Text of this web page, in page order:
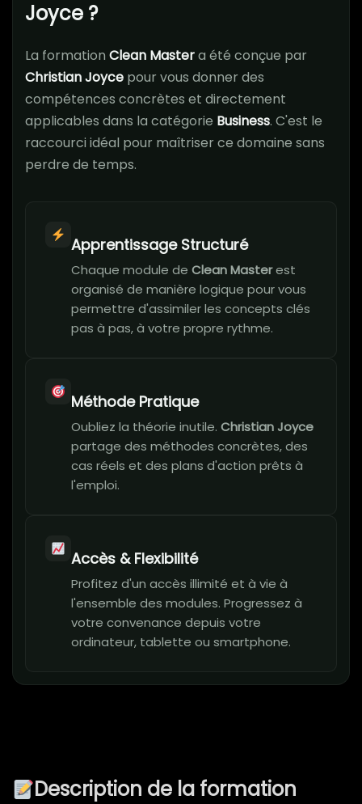
Joyce ?
La formation Clean Mastera été conçue par
Christian Joyce pour vous donner des
compétences concrètes et directement
applicables dans la catégorie Business. C'est le
raccourci idéal pour maîtriser ce domaine sans
perdre de temps.
Apprentissage Structuré
Chaque module de Clean Masterest
organisé de manière logique pour vous
permettre d'assimiler les concepts clés
pas à pas, à votre propre rythme.
Méthode Pratique
Oubliez la théorie inutile. Christian Joyce
partage des méthodes concrètes, des
cas réels et des plans d'action prêts à
l'emploi.
Accès & Flexibilité
Profitez d'un accès illimité et à vie à
l'ensemble des modules. Progressez à
votre convenance depuis votre
ordinateur, tablette ou smartphone.
Description de la formation